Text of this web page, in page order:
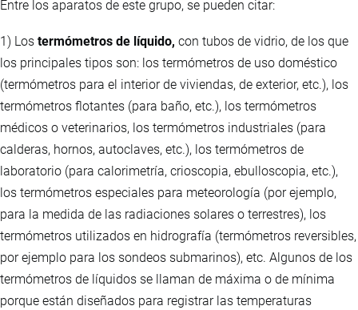
Entre los aparatos de este grupo, se pueden citar:
1) Los termómetros de líquido, con tubos de vidrio, de los que
los principales tipos son: los termómetros de uso doméstico
(termómetros para el interior de viviendas, de exterior, etc.), los
termómetros flotantes (para baño, etc.), los termómetros
médicos o veterinarios, los termómetros industriales (para
calderas, hornos, autoclaves, etc.), los termómetros de
laboratorio (para calorimetría, crioscopia, ebulloscopia, etc.),
los termómetros especiales para meteorología (por ejemplo,
para la medida de las radiaciones solares o terrestres), los
termómetros utilizados en hidrografía (termómetros reversibles,
por ejemplo para los sondeos submarinos), etc. Algunos de los
termómetros de líquidos se llaman de máxima o de mínima
porque están diseñados para registrar las temperaturas